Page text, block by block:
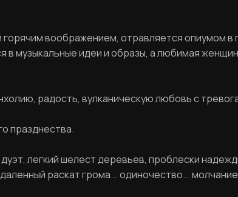
воображением, отравляется опиумом
в музыкальные идеи и образы, а любимая
радость, вулканическую любовь с
празднества.
легкий шелест деревьев, проблески
раскат грома... одиночество...